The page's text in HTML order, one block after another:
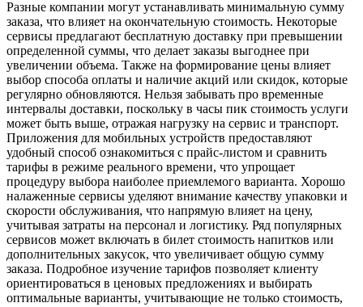
Разные компании могут устанавливать минимальную сумму
заказа, что влияет на окончательную стоимость. Некоторые
сервисы предлагают бесплатную доставку при превышении
определенной суммы, что делает заказы выгоднее при
увеличении объема. Также на формирование цены влияет
выбор способа оплаты и наличие акций или скидок, которые
регулярно обновляются. Нельзя забывать про временные
интервалы доставки, поскольку в часы пик стоимость услуги
может быть выше, отражая нагрузку на сервис и транспорт.
Приложения для мобильных устройств предоставляют
удобный способ ознакомиться с прайс-листом и сравнить
тарифы в режиме реального времени, что упрощает
процедуру выбора наиболее приемлемого варианта. Хорошо
налаженные сервисы уделяют внимание качеству упаковки и
скорости обслуживания, что напрямую влияет на цену,
учитывая затраты на персонал и логистику. Ряд популярных
сервисов может включать в билет стоимость напитков или
дополнительных закусок, что увеличивает общую сумму
заказа. Подробное изучение тарифов позволяет клиенту
ориентироваться в ценовых предложениях и выбирать
оптимальные варианты, учитывающие не только стоимость,